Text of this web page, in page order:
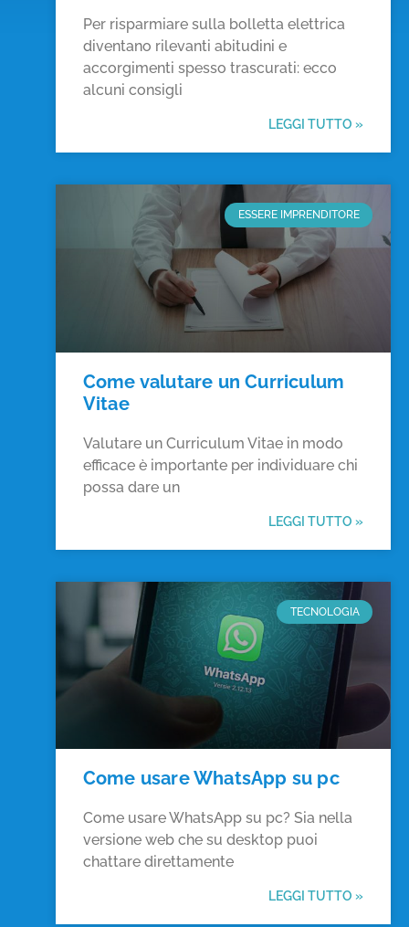
Per risparmiare sulla bolletta elettrica
diventano rilevanti abitudini e
accorgimenti spesso trascurati: ecco
alcuni consigli
LEGGI TUTTO »
ESSERE IMPRENDITORE
Come valutare un Curriculum
Vitae
Valutare un Curriculum Vitae in modo
efficace è importante per individuare chi
possa dare un
LEGGI TUTTO »
TECNOLOGIA
Come usare WhatsApp su pc
Come usare WhatsApp su pc? Sia nella
versione web che su desktop puoi
chattare direttamente
LEGGI TUTTO »